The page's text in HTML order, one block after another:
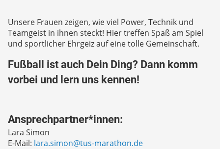
Unsere Frauen zeigen, wie viel Power, Technik und
Teamgeist in ihnen steckt! Hier treffen Spaß am Spiel
und sportlicher Ehrgeiz auf eine tolle Gemeinschaft.
Fußball ist auch Dein Ding? Dann komm
vorbei und lern uns kennen!
Ansprechpartner*innen:
Lara Simon
E-Mail: lara.simon@tus-marathon.de